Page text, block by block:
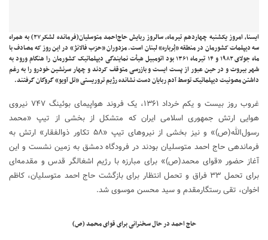
ایسنا، امروز یکشنبه چهاردهم تیرماه، سالروز ربایش حاج‌احمد متوسلیان(فرمانده لشکر۲۷) به همراه
سه دیپلمات کشورمان در منطقه «بُرباره» لبنان است. مزدوران «حزب فالانژ» در این روز که مصادف با
ماه جولای ۱۹۸۲ و ۱۴ تیرماه ۱۳۶۱ بود اتومبیل هیأت نمایندگی دیپلماتیک کشورمان را هنگام ورود به
شهر بیروت و در حین عبور از پست ایست و بازرسی متوقف کردند و چهار سرنشین خودرو را به رغم
داشتن مصونیت دیپلماتیک توسط آدم ربایان دست نشانده رژیم تروریستی «تل آویو» گروگان گرفتند.
غروب روز بیست و یکم خرداد ۱۳۶۱، یک فروند هواپیمای بوئینگ ۷۴۷ نیروی
هوایی ارتش جمهوری اسلامی ایران که متشکل از بخشی از تیپ «محمد
رسول‌الله(ص)» و نیز بخشی از نیروهای تیپ «۵۸ تکاور ذوالفقار» ارتش به
فرماندهی حاج احمد متوسلیان بودند در فرودگاه دمشق به زمین نشست و این
آغاز حضور «قوای محمد(ص)» برای مبارزه با رژیم اشغالگر قدس و مقدمه‌ای
برای تحمل ۳۳ فراق و تحمل انتظار برای بازگشت حاج احمد متوسلیان، کاظم
اخوان، تقی رستگارمقدم و سید محسن موسوی شد.
حاج احمد در حال سخنرانی برای قوای محمد (ص)